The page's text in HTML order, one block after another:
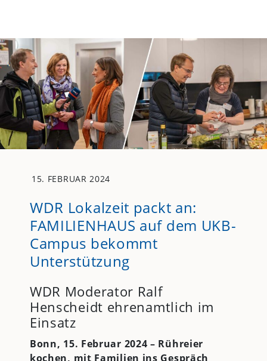
15. FEBRUAR 2024
WDR Lokalzeit packt an:
FAMILIENHAUS auf dem UKB-
Campus bekommt
Unterstützung
WDR Moderator Ralf
Henscheidt ehrenamtlich im
Einsatz
Bonn, 15. Februar 2024 – Rühreier
kochen, mit Familien ins Gespräch